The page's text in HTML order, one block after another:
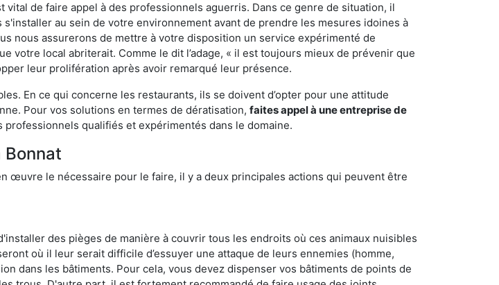
de faire appel à des professionnels aguerris. Dans ce genre de situation, il
au sein de votre environnement avant de prendre les mesures idoines à
nous assurerons de mettre à votre disposition un service expérimenté de
votre local abriterait. Comme le dit l’adage, « il est toujours mieux de prévenir que
leur prolifération après avoir remarqué leur présence.
En ce qui concerne les restaurants, ils se doivent d’opter pour une attitude
Pour vos solutions en termes de dératisation, faites appel à une entreprise de
qualifiés et expérimentés dans le domaine.
Bonnat
œuvre le nécessaire pour le faire, il y a deux principales actions qui peuvent être
des pièges de manière à couvrir tous les endroits où ces animaux nuisibles
où il leur serait difficile d’essuyer une attaque de leurs ennemies (homme,
dans les bâtiments. Pour cela, vous devez dispenser vos bâtiments de points de